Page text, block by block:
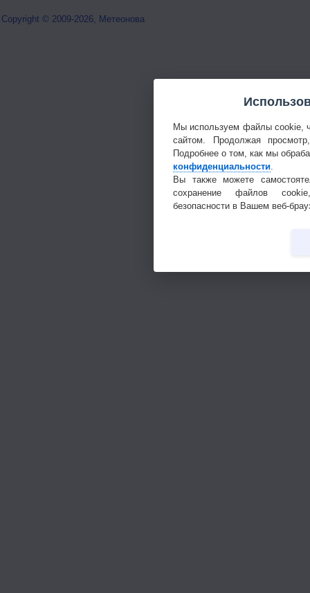
Copyright © 2009-2026, Метеонова
Мы используем файлы cookie,
сайтом. Продолжая
Подробнее о том, как мы
конфиденциальности
Вы также можете
сохранение файлов
безопасности в Вашем веб-